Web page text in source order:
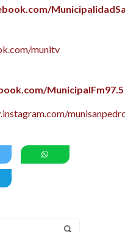
munitv
MunicipalFm97.5